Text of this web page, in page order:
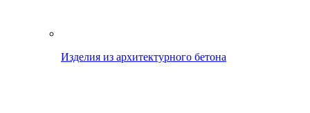
Изделия из архитектурного бетона